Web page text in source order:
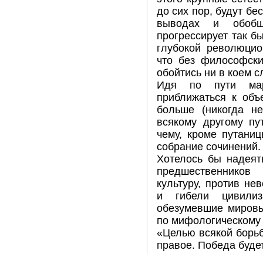
до сих пор, будут
выводах и
прогрессирует так
глубокой
что без
обойтись ни в коем
Идя по пути
приближаться к
больше (никогда
всякому другому
чему, кроме
собрание
Хотелось бы
культуру, против
и гибели
обезумевшие
по
«Целью всякой
правое. Победа